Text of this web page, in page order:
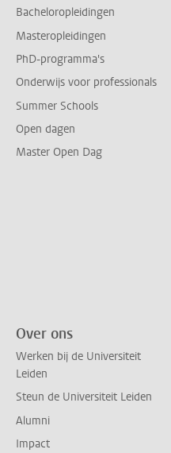
Bacheloropleidingen
Masteropleidingen
PhD-programma's
Onderwijs voor professionals
Summer Schools
Open dagen
Master Open Dag
Over ons
Werken bij de Universiteit
Leiden
Steun de Universiteit Leiden
Alumni
Impact